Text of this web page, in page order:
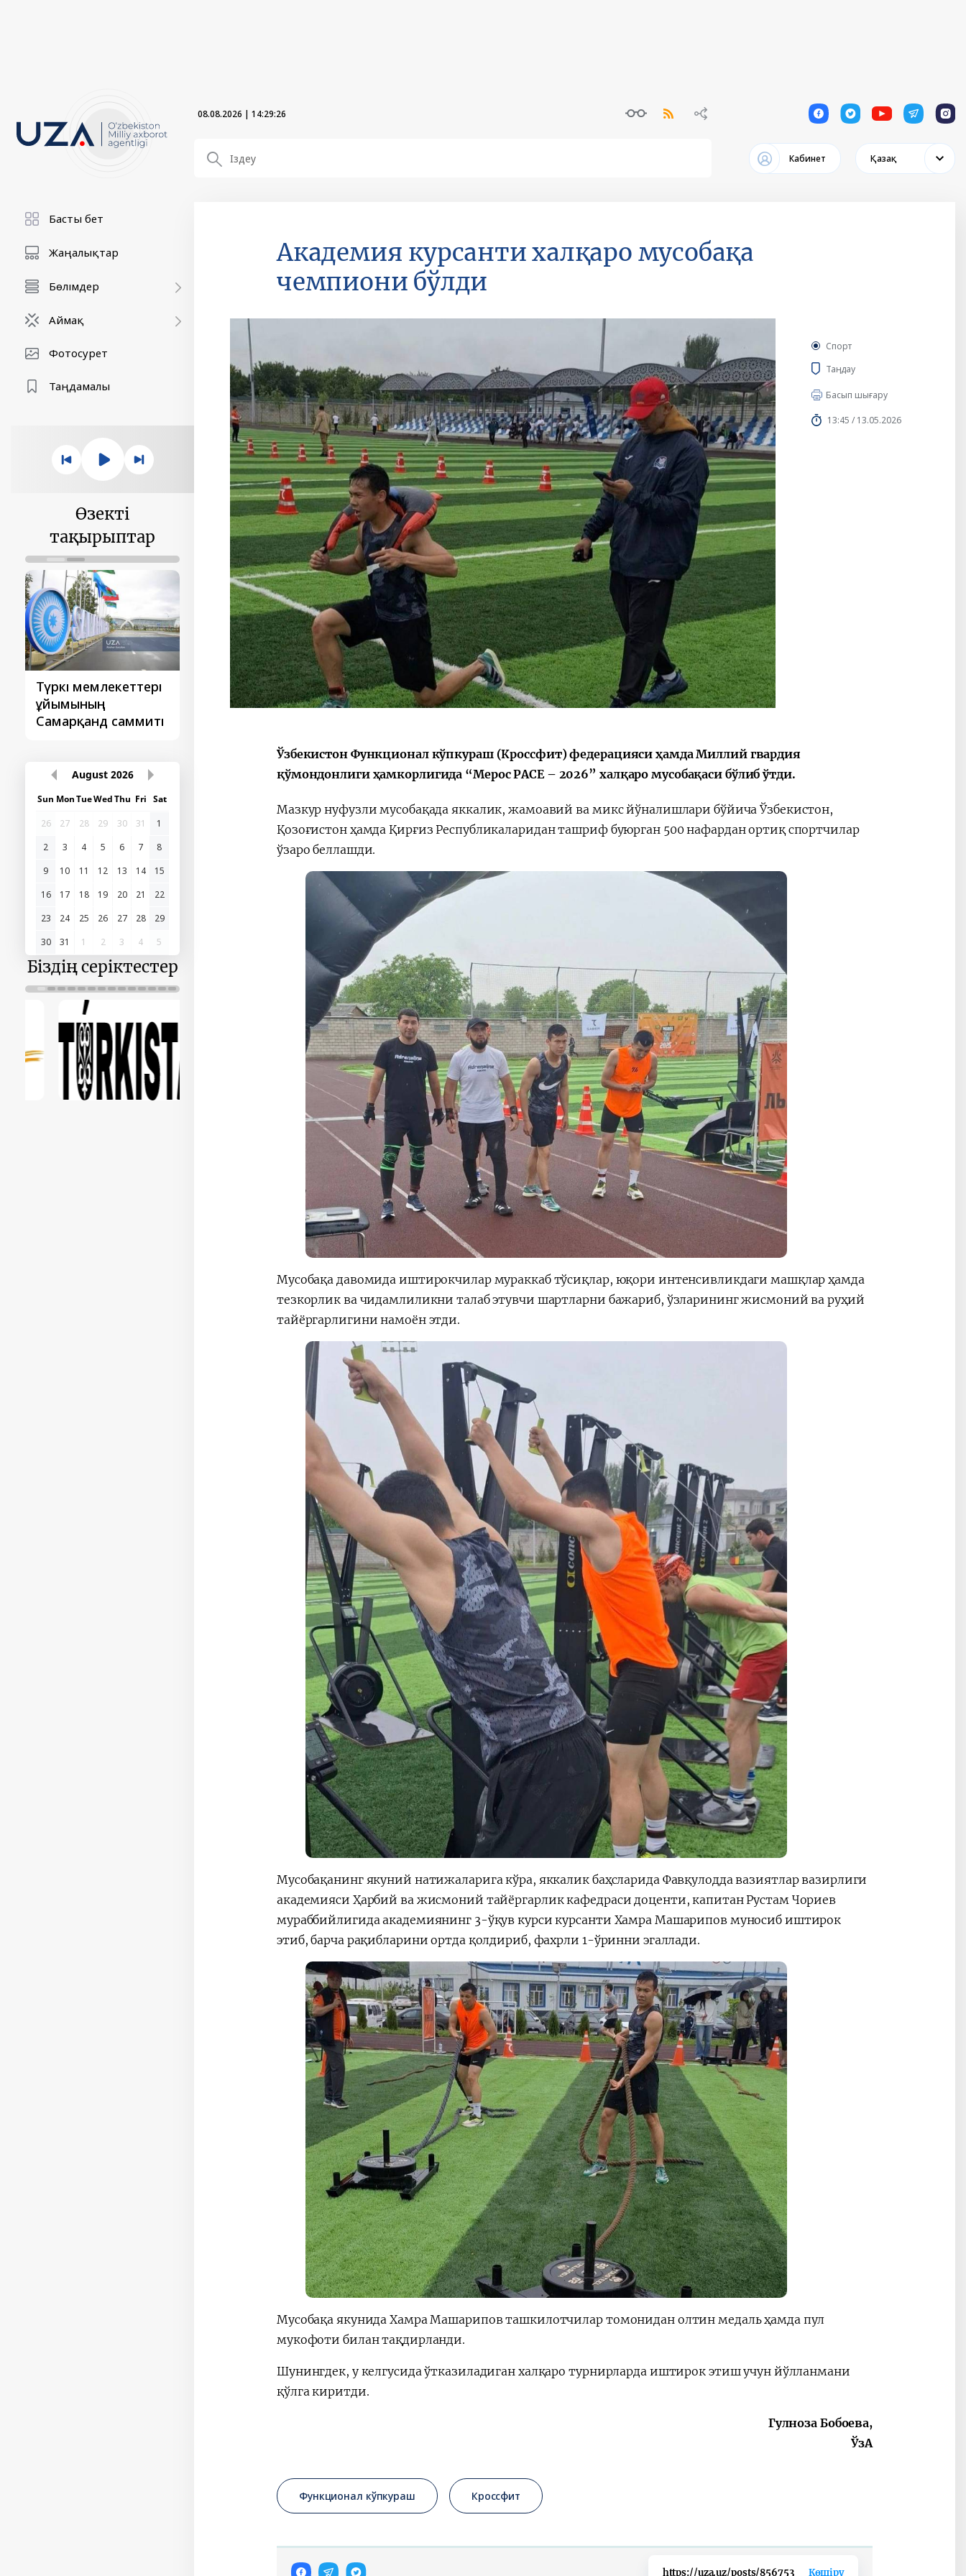
08.08.2026 | 14:29:27 1 1 1 1 1
Кабинет Қазақ
Басты бет
Жаңалықтар
Бөлімдер
Аймақ
Фотосурет
Таңдамалы
Өзекті
тақырыптар
Түркі мемлекеттері
ұйымының
Самарқанд саммиті
‘Орталық Азия -
Қытай’ бірінші
August 2026
Sun MonTueWedThu Fri Sat
26
27 28 29 30 31
1
2
3 4 5 6 7
8
9
10 11 12 13 14
15
16
17 18 19 20 21
22
23
24 25 26 27 28
29
30
31 1 2 3 4 5
Біздің серіктестер
Академия курсанти халқаро мусобақа
чемпиони бўлди
Спорт
Таңдау
Басып шығару
13:45 / 13.05.2026
Ўзбекистон Функционал кўпкураш (Кроссфит) федерацияси ҳамда Миллий гвардия
қўмондонлиги ҳамкорлигида “Мерос РАCЕ – 2026” халқаро мусобақаси бўлиб ўтди.
Мазкур нуфузли мусобақада яккалик, жамоавий ва микс йўналишлари бўйича Ўзбекистон,
Қозоғистон ҳамда Қирғиз Республикаларидан ташриф буюрган 500 нафардан ортиқ спортчилар
ўзаро беллашди.
Мусобақа давомида иштирокчилар мураккаб тўсиқлар, юқори интенсивликдаги машқлар ҳамда
тезкорлик ва чидамлиликни талаб этувчи шартларни бажариб, ўзларининг жисмоний ва руҳий
тайёргарлигини намоён этди.
Мусобақанинг якуний натижаларига кўра, яккалик баҳсларида Фавқулодда вазиятлар вазирлиги
академияси Ҳарбий ва жисмоний тайёргарлик кафедраси доценти, капитан Рустам Чориев
мураббийлигида академиянинг 3-ўқув курси курсанти Хамра Машарипов муносиб иштирок
этиб, барча рақибларини ортда қолдириб, фахрли 1-ўринни эгаллади.
Мусобақа якунида Хамра Машарипов ташкилотчилар томонидан олтин медаль ҳамда пул
мукофоти билан тақдирланди.
Шунингдек, у келгусида ўтказиладиган халқаро турнирларда иштирок этиш учун йўлланмани
қўлга киритди.
Гулноза Бобоева,
ЎзА
Функционал кўпкураш Кроссфит
https://uza.uz/posts/856753 Көшіру